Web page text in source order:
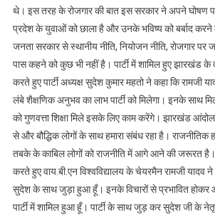
थे। इस तरह के रोजगार की बात इस सरकार ने अपने घोषण
प्रदेश के युवाओं को छाला है और उनके भविष्य को बर्बाद
जनता सरकार से स्थानीय नीति, नियोजन नीति, रोजगार पर
पास कहने को कुछ भी नहीं है। पार्टी में शामिल हुए झारखंड के
करते हुए पार्टी अध्यक्ष सुदेश कुमार महतो ने कहा कि रामजी
लंबे शैक्षणिक अनुभव का लाभ पार्टी को मिलेगा। इनके साथ
को गुणवत्ता शिक्षा मिले इसके लिए काम करेंगे। झारखंड
से और बौद्धिक लोगों के साथ हमारा संबंध रहा है।
तबके के काबिल लोगों को राजनीति में आगे आने की जरूरत है।
करते हुए वाय.बी.एन विश्वविद्यालय के चेयरमैन रामजी यादव
सुदेश के साथ जुड़ा हुआ हूँ। इनके विचारों से प्रभावित होकर
पार्टी में शामिल हुआ हूँ। पार्टी के साथ जुड़ कर सुदेश जी के